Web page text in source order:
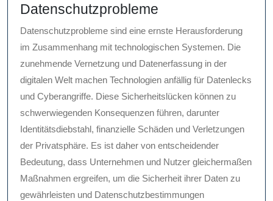
Datenschutzprobleme
Datenschutzprobleme sind eine ernste Herausforderung
im Zusammenhang mit technologischen Systemen. Die
zunehmende Vernetzung und Datenerfassung in der
digitalen Welt machen Technologien anfällig für Datenlecks
und Cyberangriffe. Diese Sicherheitslücken können zu
schwerwiegenden Konsequenzen führen, darunter
Identitätsdiebstahl, finanzielle Schäden und Verletzungen
der Privatsphäre. Es ist daher von entscheidender
Bedeutung, dass Unternehmen und Nutzer gleichermaßen
Maßnahmen ergreifen, um die Sicherheit ihrer Daten zu
gewährleisten und Datenschutzbestimmungen